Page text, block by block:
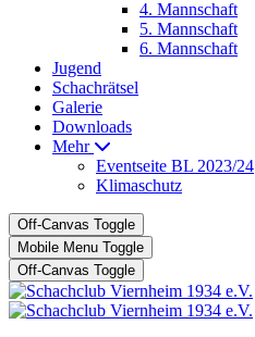
4. Mannschaft
5. Mannschaft
6. Mannschaft
Jugend
Schachrätsel
Galerie
Downloads
Mehr
Eventseite BL 2023/24
Klimaschutz
Off-Canvas Toggle
Mobile Menu Toggle
Off-Canvas Toggle